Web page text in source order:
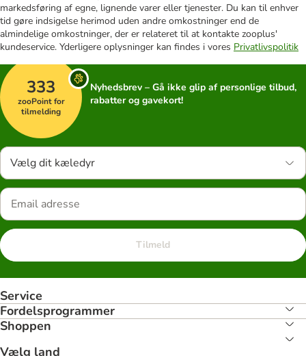
markedsføring af egne, lignende varer eller tjenester. Du kan til enhver
tid gøre indsigelse herimod uden andre omkostninger end de
almindelige omkostninger, der er relateret til at kontakte zooplus'
kundeservice. Yderligere oplysninger kan findes i vores Privatlivspolitik
333
zooPoint for
tilmelding
Nyhedsbrev – Gå ikke glip af personlige tilbud,
rabatter og gavekort!
Vælg dit kæledyr
Tilmeld
Service
Fordelsprogrammer
Shoppen
Vælg land